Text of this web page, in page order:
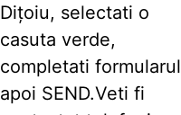
Dițoiu, selectati o
casuta verde,
completati formularul
apoi SEND.Veti fi